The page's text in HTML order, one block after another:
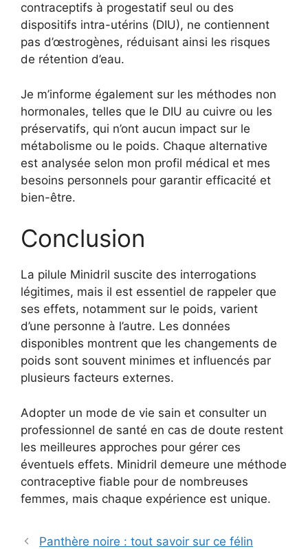
contraceptifs à progestatif seul ou des
dispositifs intra-utérins (DIU), ne contiennent
pas d’œstrogènes, réduisant ainsi les risques
de rétention d’eau.
Je m’informe également sur les méthodes non
hormonales, telles que le DIU au cuivre ou les
préservatifs, qui n’ont aucun impact sur le
métabolisme ou le poids. Chaque alternative
est analysée selon mon profil médical et mes
besoins personnels pour garantir efficacité et
bien-être.
Conclusion
La pilule Minidril suscite des interrogations
légitimes, mais il est essentiel de rappeler que
ses effets, notamment sur le poids, varient
d’une personne à l’autre. Les données
disponibles montrent que les changements de
poids sont souvent minimes et influencés par
plusieurs facteurs externes.
Adopter un mode de vie sain et consulter un
professionnel de santé en cas de doute restent
les meilleures approches pour gérer ces
éventuels effets. Minidril demeure une méthode
contraceptive fiable pour de nombreuses
femmes, mais chaque expérience est unique.
Panthère noire : tout savoir sur ce félin